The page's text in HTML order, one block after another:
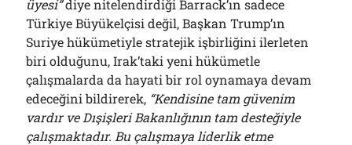
üyesi”diye nitelendirdiği Barrack’ın sadece
Türkiye Büyükelçisi değil, Başkan Trump’ın
Suriye hükümetiyle stratejik işbirliğini ilerleten
biri olduğunu, Irak’taki yeni hükümetle
çalışmalarda da hayati bir rol oynamaya devam
edeceğini bildirerek, “Kendisine tam güvenim
vardır ve Dışişleri Bakanlığının tam desteğiyle
çalışmaktadır. Bu çalışmaya liderlik etme